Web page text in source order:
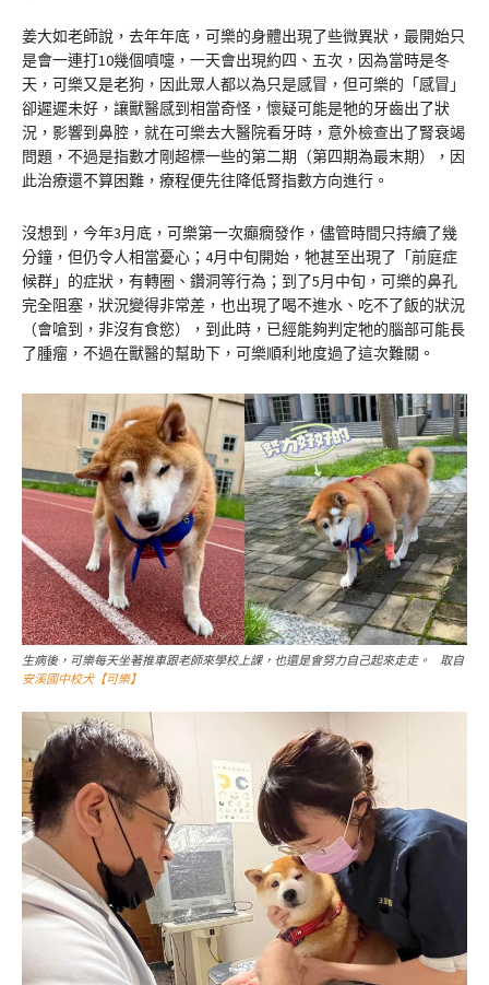
姜大如老師說，去年年底，可樂的身體出現了些微異狀，最開始只
是會一連打10幾個噴嚏，一天會出現約四、五次，因為當時是冬
天，可樂又是老狗，因此眾人都以為只是感冒，但可樂的「感冒」
卻遲遲未好，讓獸醫感到相當奇怪，懷疑可能是牠的牙齒出了狀
況，影響到鼻腔，就在可樂去大醫院看牙時，意外檢查出了腎衰竭
問題，不過是指數才剛超標一些的第二期（第四期為最末期），因
此治療還不算困難，療程便先往降低腎指數方向進行。
沒想到，今年3月底，可樂第一次癲癇發作，儘管時間只持續了幾
分鐘，但仍令人相當憂心；4月中旬開始，牠甚至出現了「前庭症
候群」的症狀，有轉圈、鑽洞等行為；到了5月中旬，可樂的鼻孔
完全阻塞，狀況變得非常差，也出現了喝不進水、吃不了飯的狀況
（會嗆到，非沒有食慾），到此時，已經能夠判定牠的腦部可能長
了腫瘤，不過在獸醫的幫助下，可樂順利地度過了這次難關。
生病後，可樂每天坐著推車跟老師來學校上課，也還是會努力自己起來走走。 取自
安溪國中校犬【可樂】